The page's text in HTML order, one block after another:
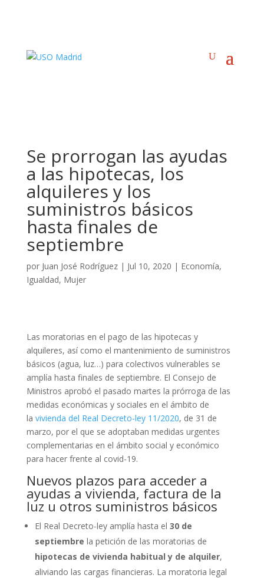
Se prorrogan las ayudas
a las hipotecas, los
alquileres y los
suministros básicos
hasta finales de
septiembre
por Juan José Rodríguez| Jul 10, 2020 | Economía,
Igualdad, Mujer
Las moratorias en el pago de las hipotecas y
alquileres, así como el mantenimiento de suministros
básicos (agua, luz…) para colectivos vulnerables se
amplía hasta finales de septiembre. El Consejo de
Ministros aprobó el pasado martes la prórroga de las
medidas económicas y sociales en el ámbito de
la vivienda del Real Decreto-ley 11/2020, de 31 de
marzo, por el que se adoptaban medidas urgentes
complementarias en el ámbito social y económico
para hacer frente al covid-19.
Nuevos plazos para acceder a
ayudas a vivienda, factura de la
luz u otros suministros básicos
El Real Decreto-ley amplía hasta el 30 de
septiembre la petición de las moratorias de
hipotecas de vivienda habitual y de alquiler,
aliviando las cargas financieras. La moratoria legal